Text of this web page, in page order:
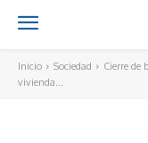
Inicio Sociedad
Cierre de
vivienda...